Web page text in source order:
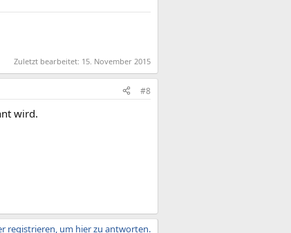
Zuletzt bearbeitet: 15. November 2015
#8
wird.
registrieren, um hier zu antworten.